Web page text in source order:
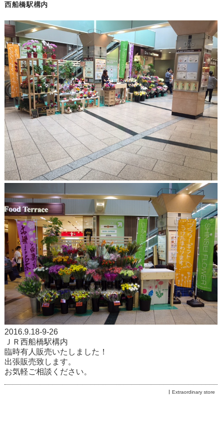
西船橋駅構内
2016.9.18-9-26
ＪＲ西船橋駅構内
臨時有人販売いたしました！
出張販売致します。
お気軽ご相談ください。
Extraordinary store